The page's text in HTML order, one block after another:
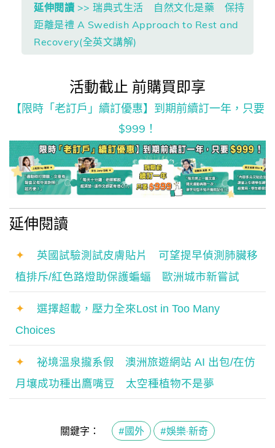
延伸閱讀 >> 瑞典式生活 自然文化是藥 保持
距離是禮 A Swedish Approach to Rest and
Recovery(全英文講解)
活動截止 前購買即享
【限時「老訂戶」續訂優惠】到期前續訂一年，只要
$999！
延伸閱讀
✦
英國試驗測試皮膚貼片 可望提早偵測肺臟移
植排斥/紅色路燈助保護蝙蝠 歐洲城市新嘗試
✦
選擇超載，壓力全來Lost in Too Many
Choices
✦
祕境溫泉攏系假 澳洲旅遊網站 AI 出包/在仿
月壤成功種出鷹嘴豆 太空種植物不是夢
關鍵字： #國外 #娛樂·新奇